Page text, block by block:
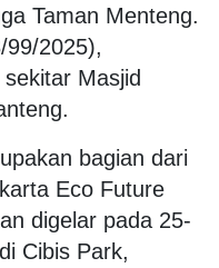
Taman Menteng.
99/2025),
Masjid
bagian dari
Eco Future
digelar pada 25-
Cibis Park,